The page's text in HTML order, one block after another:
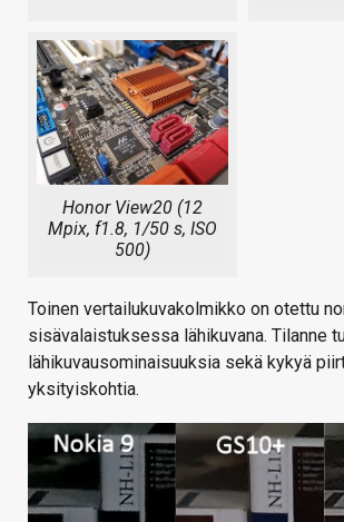
Honor View20 (12
Mpix, f1.8, 1/50 s, ISO
500)
Toinen vertailukuvakolmikko on otettu
sisävalaistuksessa lähikuvana. Tilanne
lähikuvausominaisuuksia sekä kykyä
yksityiskohtia.